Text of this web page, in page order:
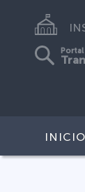
Portal
INICIO